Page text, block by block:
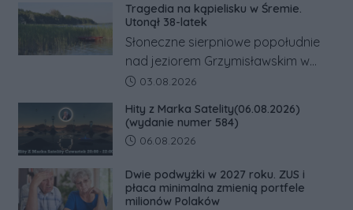
Tragedia na kąpielisku w Śremie.
Utonął 38-latek
Słoneczne sierpniowe popołudnie
nad jeziorem Grzymisławskim w
powiecie śremskim zakończyło się
odwrócić nawet natychmiastowe
działania służb ratunkowych.
Data dodania artykułu:
03.08.2026
Hity z Marka Satelity(06.08.2026)
(wydanie numer 584)
Data dodania artykułu:
06.08.2026
Dwie podwyżki w 2027 roku. ZUS i
płaca minimalna zmienią portfele
milionów Polaków